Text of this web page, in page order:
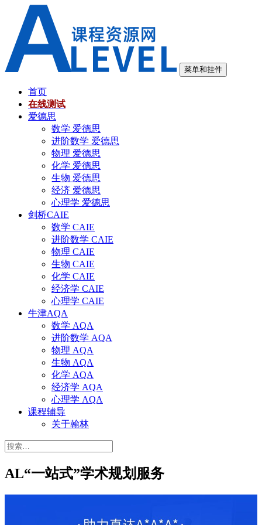
菜单和挂件
首页
在线测试
爱德思
数学 爱德思
进阶数学 爱德思
物理 爱德思
化学 爱德思
生物 爱德思
经济 爱德思
心理学 爱德思
剑桥CAIE
数学 CAIE
进阶数学 CAIE
物理 CAIE
生物 CAIE
化学 CAIE
经济学 CAIE
心理学 CAIE
牛津AQA
数学 AQA
进阶数学 AQA
物理 AQA
生物 AQA
化学 AQA
经济学 AQA
心理学 AQA
课程辅导
关于翰林
搜
AL“一站式”学术规划服务